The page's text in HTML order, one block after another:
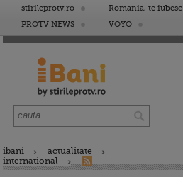
stirileprotv.ro Romania, te iubesc
PROTV NEWS
VOYO
ibani
actualitate
international